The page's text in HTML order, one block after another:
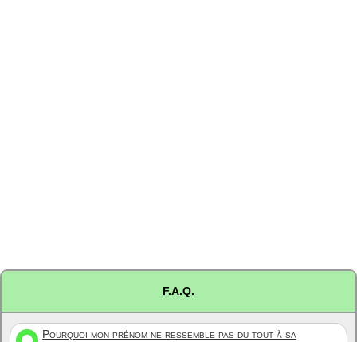
F.A.Q.
Pourquoi mon prénom ne ressemble pas du tout à sa